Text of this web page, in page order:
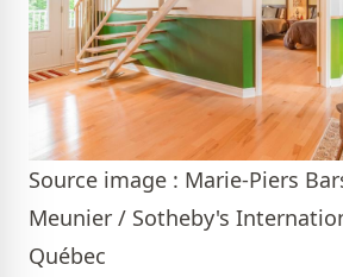
Source image : Marie-Piers
Meunier / Sotheby's
Québec